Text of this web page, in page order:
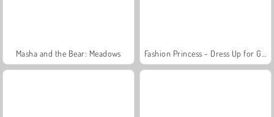
Masha and the Bear: Meadows